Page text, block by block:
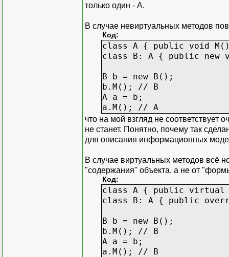
только один - A.
В случае невиртуальных методов
Код:
class A { public void
class B: A { public new
B b = new B();
b.M(); // B
A a = b;
a.M(); // A
что на мой взгляд не соответствует
не станет. Понятно, почему так
для описания информационных
В случае виртуальных методов всё
"содержания" объекта, а не от
Код:
class A { public virtual
class B: A { public
B b = new B();
b.M(); // B
A a = b;
a.M(); // B